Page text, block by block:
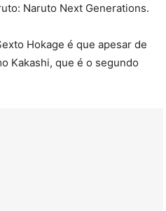
Naruto Next Generations.
Hokage é que apesar de
Kakashi, que é o segundo